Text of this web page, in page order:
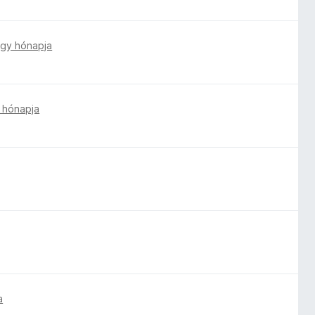
hónapja
hónapja